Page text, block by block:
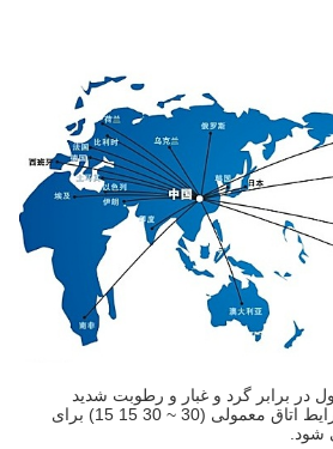
در برابر گرد و غبار و رطوبت شدید
محافظت می شود و در شرایط اتاق معمولی (30 ~ 30 15 15) برای